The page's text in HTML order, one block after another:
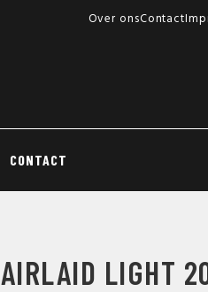
Gratis
Over onsContact
CONTACT
LIGHT